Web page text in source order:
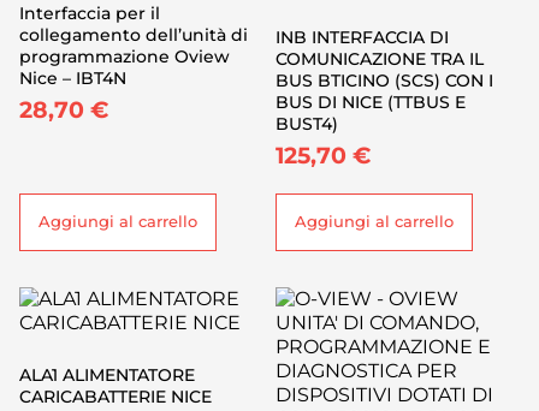
Interfaccia per il
collegamento dell’unità di
programmazione Oview
Nice – IBT4N
28,70 €
Aggiungi al carrello
INB INTERFACCIA DI
COMUNICAZIONE TRA IL
BUS BTICINO (SCS) CON I
BUS DI NICE (TTBUS E
BUST4)
125,70 €
Aggiungi al carrello
ALA1 ALIMENTATORE
CARICABATTERIE NICE